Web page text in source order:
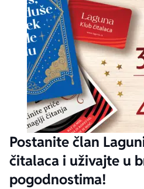
Postanite član
čitalaca i uživajte u
pogodnostima!